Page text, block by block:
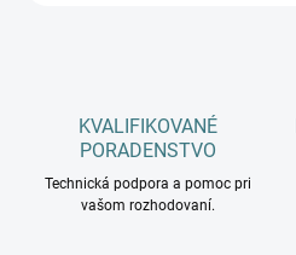
KVALIFIKOVANÉ
PORADENSTVO
Technická podpora a pomoc pri
vašom rozhodovaní.